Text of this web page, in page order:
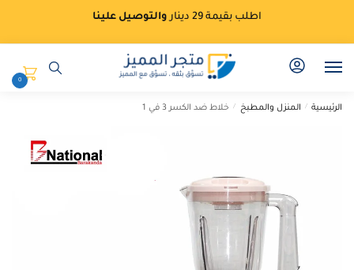
navigation
content
اطلب بقيمة 29 دينار والتوصيل علينا
0
الرئيسية / المنزل والمطبخ / خلاط ضد الكسر 3 في 1